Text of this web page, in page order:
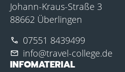
Johann-Kraus-Straße 3
88662 Überlingen
phone 07551 8439499
mail info@travel-college.de
INFOMATERIAL